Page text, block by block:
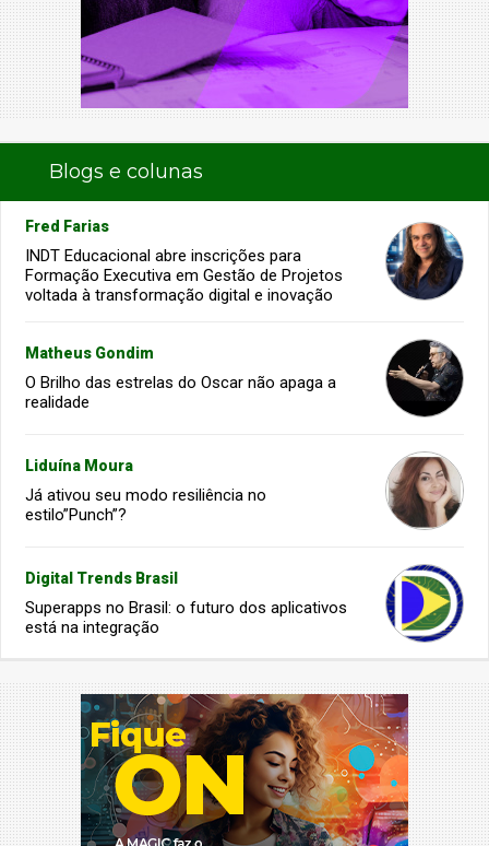
Blogs e colunas
Fred Farias
INDT Educacional abre inscrições para
Formação Executiva em Gestão de Projetos
voltada à transformação digital e inovação
Matheus Gondim
O Brilho das estrelas do Oscar não apaga a
realidade
Liduína Moura
Já ativou seu modo resiliência no
estilo”Punch”?
Digital Trends Brasil
Superapps no Brasil: o futuro dos aplicativos
está na integração